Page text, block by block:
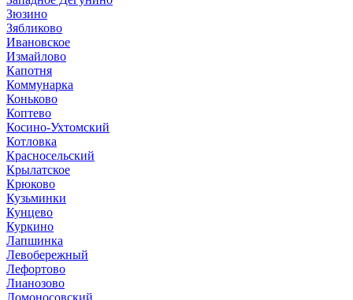
Зюзино
Зябликово
Ивановское
Измайлово
Капотня
Коммунарка
Коньково
Коптево
Косино-Ухтомский
Котловка
Красносельский
Крылатское
Крюково
Кузьминки
Кунцево
Куркино
Лапшинка
Левобережный
Лефортово
Лианозово
Ломоносовский